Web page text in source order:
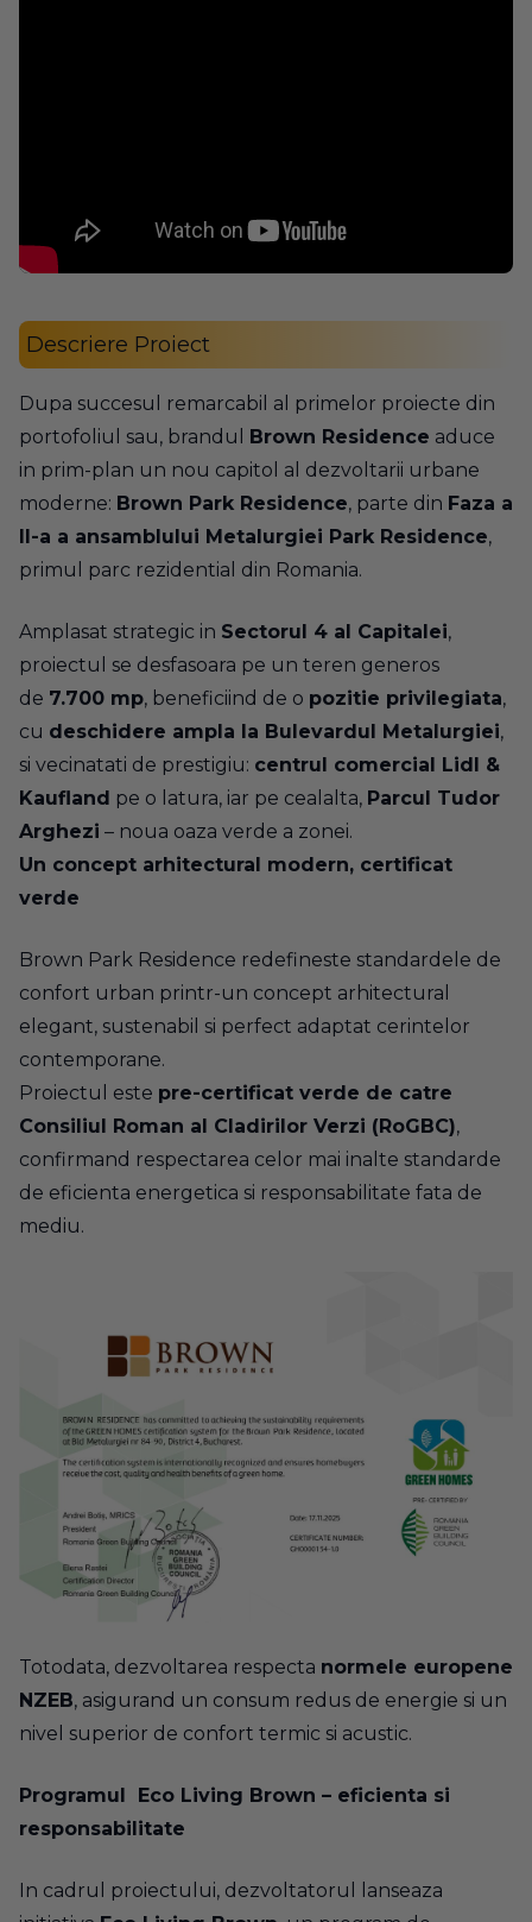
Descriere Proiect
Dupa succesul remarcabil al primelor proiecte din
portofoliul sau, brandul
Brown Residence aduce
in prim-plan un nou capitol al dezvoltarii urbane
moderne: Brown Park Residence, parte din Faza a
II-a a ansamblului Metalurgiei Park Residence,
primul parc rezidential din Romania.
Amplasat strategic in Sectorul 4 al Capitalei,
proiectul se desfasoara pe un teren generos
de 7.700 mp, beneficiind de o pozitie privilegiata,
cu deschidere ampla la Bulevardul Metalurgiei,
si vecinatati de prestigiu: centrul comercial Lidl &
Kaufland pe o latura, iar pe cealalta, Parcul Tudor
Arghezi – noua oaza verde a zonei.
Un concept arhitectural modern, certificat
verde
Brown Park Residence redefineste standardele de
confort urban printr-un concept arhitectural
elegant, sustenabil si perfect adaptat cerintelor
contemporane.
Proiectul este pre-certificat verde de catre
Consiliul Roman al Cladirilor Verzi (RoGBC),
confirmand respectarea celor mai inalte standarde
de eficienta energetica si responsabilitate fata de
mediu.
Totodata, dezvoltarea respecta normele europene
NZEB, asigurand un consum redus de energie si un
nivel superior de confort termic si acustic.
Programul Eco Living Brown – eficienta si
responsabilitate
In cadrul proiectului, dezvoltatorul lanseaza